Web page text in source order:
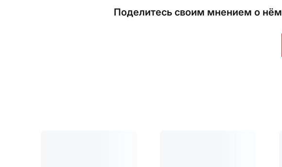
Поделитесь своим мнением о